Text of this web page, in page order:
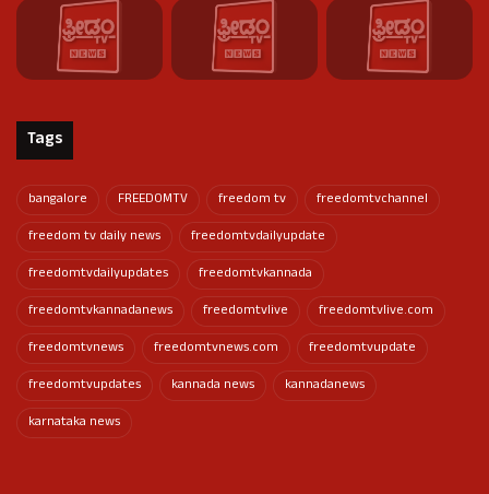
Tags
bangalore FREEDOMTV freedom tv
freedomtvchannel
freedom tv daily news
freedomtvdailyupdate
freedomtvdailyupdates
freedomtvkannada
freedomtvkannadanews
freedomtvlive
freedomtvlive.com
freedomtvnews
freedomtvnews.com
freedomtvupdate
freedomtvupdates
kannada news
kannadanews
karnataka news